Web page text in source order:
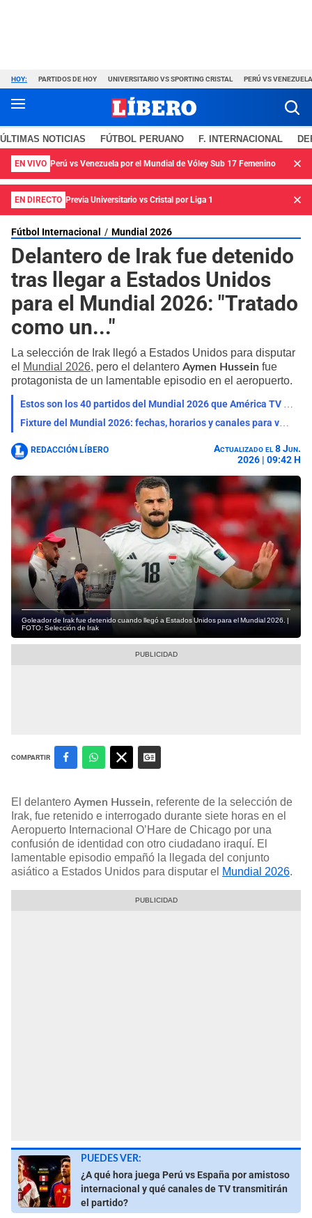
HOY: PARTIDOS DE HOY UNIVERSITARIO VS SPORTING CRISTAL PERÚ VS VENEZUELA
ÚLTIMAS NOTICIAS FÚTBOL PERUANO F. INTERNACIONAL
EN VIVO Perú vs Venezuela por el Mundial de Vóley Sub 17 Femenino
EN DIRECTO Previa Universitario vs Cristal por Liga 1
Fútbol Internacional Mundial 2026
Delantero de Irak fue detenido
tras llegar a Estados Unidos
para el Mundial 2026: "Tratado
como un..."
La selección de Irak llegó a Estados Unidos para disputar
el Mundial 2026, pero el delantero Aymen Hussein fue
protagonista de un lamentable episodio en el aeropuerto.
Estos son los 40 partidos del Mundial 2026 que América TV transmitirá GRATIS en Perú
Fixture del Mundial 2026: fechas, horarios y canales para ver todos los partidos en Perú
REDACCIÓN LÍBERO
Actualizado el 8 Jun.
2026 | 09:42 H
Goleador de Irak fue detenido cuando llegó a Estados Unidos para el Mundial 2026. |
FOTO: Selección de Irak
COMPARTIR
El delantero Aymen Hussein, referente de la selección de
Irak, fue retenido e interrogado durante siete horas en el
Aeropuerto Internacional O’Hare de Chicago por una
confusión de identidad con otro ciudadano iraquí. El
lamentable episodio empañó la llegada del conjunto
asiático a Estados Unidos para disputar el Mundial 2026.
PUEDES VER:
¿A qué hora juega Perú vs España por amistoso
internacional y qué canales de TV transmitirán
el partido?